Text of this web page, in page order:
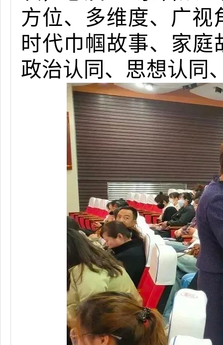
方位、多维度、广视
时代巾帼故事、家
政治认同、思想认同